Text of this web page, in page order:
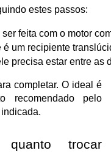
estes passos:
feita com o motor
é um recipiente
precisa estar entre as
completar. O ideal é
recomendado pelo
trocar